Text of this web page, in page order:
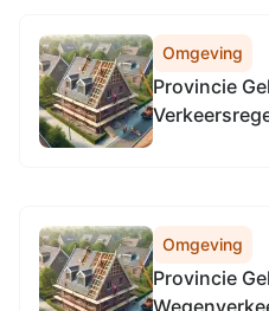
Omgeving
Provincie
Omgeving
Provincie